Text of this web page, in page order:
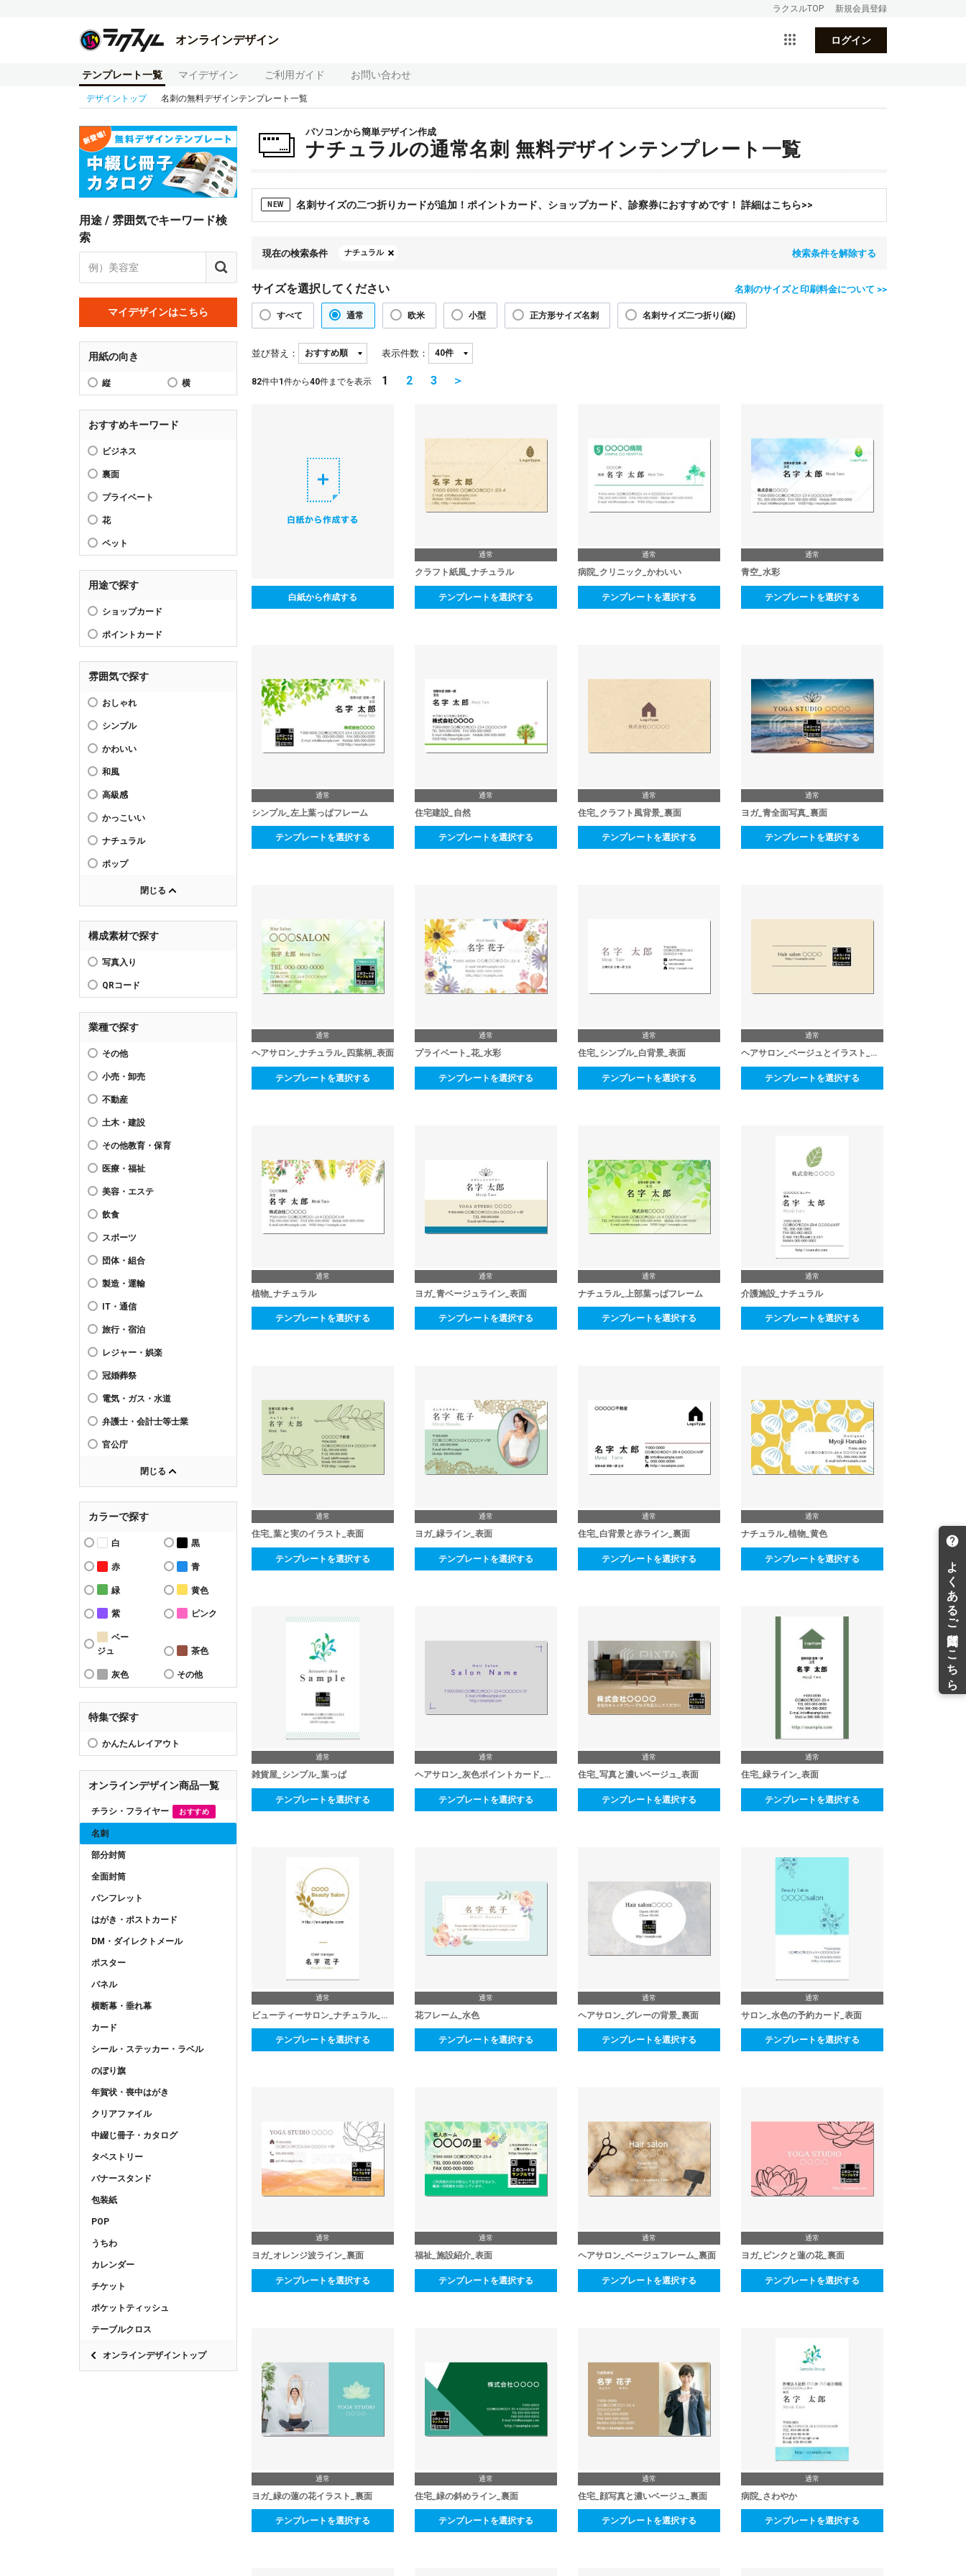
ラクスルTOP 新規会員登録
オンラインデザイン ログイン
テンプレート一覧 マイデザイン ご利用ガイド お問い合わせ
デザイントップ 名刺の無料デザインテンプレート一覧
用途 / 雰囲気でキーワード検
索
マイデザインはこちら
用紙の向き
縦 横
おすすめキーワード
ビジネス
裏面
プライベート
花
ペット
用途で探す
ショップカード
ポイントカード
雰囲気で探す
おしゃれ
シンプル
かわいい
和風
高級感
かっこいい
ナチュラル
ポップ
閉じる
構成素材で探す
写真入り
QRコード
業種で探す
その他
小売・卸売
不動産
土木・建設
その他教育・保育
医療・福祉
美容・エステ
飲食
スポーツ
団体・組合
製造・運輸
IT・通信
旅行・宿泊
レジャー・娯楽
冠婚葬祭
電気・ガス・水道
弁護士・会計士等士業
官公庁
閉じる
カラーで探す
白 黒
赤 青
緑 黄色
紫 ピンク
ベー
ジュ
茶色
灰色 その他
特集で探す
かんたんレイアウト
オンラインデザイン商品一覧
チラシ・フライヤー おすすめ
名刺
部分封筒
全面封筒
パンフレット
はがき・ポストカード
DM・ダイレクトメール
ポスター
パネル
横断幕・垂れ幕
カード
シール・ステッカー・ラベル
のぼり旗
年賀状・喪中はがき
クリアファイル
中綴じ冊子・カタログ
タペストリー
バナースタンド
包装紙
POP
うちわ
カレンダー
チケット
ポケットティッシュ
テーブルクロス
オンラインデザイントップ
パソコンから簡単デザイン作成
ナチュラルの通常名刺 無料デザインテンプレート一覧
NEW 名刺サイズの二つ折りカードが追加！ポイントカード、ショップカード、診察券におすすめです！ 詳細はこちら>>
現在の検索条件 ナチュラル 検索条件を解除する
サイズを選択してください 名刺のサイズと印刷料金について >>
すべて 通常 欧米 小型 正方形サイズ名刺 名刺サイズ二つ折り(縦)
並び替え： 表示件数：
82件中1 件から40件までを表示 1 2 3 ＞
白紙から作成する
通常
クラフト紙風_ナチュラル
テンプレートを選択する
通常
病院_クリニック_かわいい
テンプレートを選択する
通常
青空_水彩
テンプレートを選択する
通常
シンプル_左上葉っぱフレーム
テンプレートを選択する
通常
住宅建設_自然
テンプレートを選択する
通常
住宅_クラフト風背景_裏面
テンプレートを選択する
通常
ヨガ_青全面写真_裏面
テンプレートを選択する
通常
ヘアサロン_ナチュラル_四葉柄_表面
テンプレートを選択する
通常
プライベート_花_水彩
テンプレートを選択する
通常
住宅_シンプル_白背景_表面
テンプレートを選択する
通常
ヘアサロン_ベージュとイラスト_裏面
テンプレートを選択する
通常
植物_ナチュラル
テンプレートを選択する
通常
ヨガ_青ベージュライン_表面
テンプレートを選択する
通常
ナチュラル_上部葉っぱフレーム
テンプレートを選択する
通常
介護施設_ナチュラル
テンプレートを選択する
通常
住宅_葉と実のイラスト_表面
テンプレートを選択する
通常
ヨガ_緑ライン_表面
テンプレートを選択する
通常
住宅_白背景と赤ライン_裏面
テンプレートを選択する
通常
ナチュラル_植物_黄色
テンプレートを選択する
通常
雑貨屋_シンプル_葉っぱ
テンプレートを選択する
通常
ヘアサロン_灰色ポイントカード_裏面
テンプレートを選択する
通常
住宅_写真と濃いベージュ_表面
テンプレートを選択する
通常
住宅_緑ライン_表面
テンプレートを選択する
通常
ビューティーサロン_ナチュラル_表面
テンプレートを選択する
通常
花フレーム_水色
テンプレートを選択する
通常
ヘアサロン_グレーの背景_裏面
テンプレートを選択する
通常
サロン_水色の予約カード_表面
テンプレートを選択する
通常
ヨガ_オレンジ波ライン_裏面
テンプレートを選択する
通常
福祉_施設紹介_表面
テンプレートを選択する
通常
ヘアサロン_ベージュフレーム_裏面
テンプレートを選択する
通常
ヨガ_ピンクと蓮の花_裏面
テンプレートを選択する
通常
ヨガ_緑の蓮の花イラスト_裏面
テンプレートを選択する
通常
住宅_緑の斜めライン_裏面
テンプレートを選択する
通常
住宅_顔写真と濃いベージュ_裏面
テンプレートを選択する
通常
病院_さわやか
テンプレートを選択する